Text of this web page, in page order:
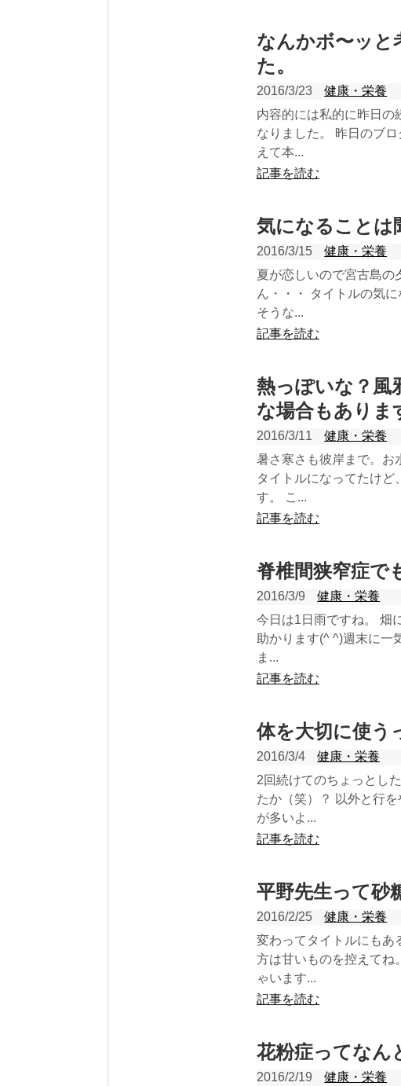
なんかボ〜ッと
た。
2016/3/23
健康・栄養
内容的には私的に昨日の
なりました。 昨日のブ
えて本...
記事を読む
気になることは
2016/3/15
健康・栄養
夏が恋しいので宮古島の
ん・・・ タイトルの気
そうな...
記事を読む
熱っぽいな？風
な場合もありま
2016/3/11
健康・栄養
暑さ寒さも彼岸まで。お
タイトルになってたけど
す。 こ...
記事を読む
脊椎間狭窄症で
2016/3/9
健康・栄養
今日は1日雨ですね。 畑
助かります(^ ^)週末に一
ま...
記事を読む
体を大切に使う
2016/3/4
健康・栄養
2回続けてのちょっとし
たか（笑）？ 以外と行
が多いよ...
記事を読む
平野先生って砂
2016/2/25
健康・栄養
変わってタイトルにもあ
方は甘いものを控えてね
ゃいます...
記事を読む
花粉症ってなん
2016/2/19 健康・栄養